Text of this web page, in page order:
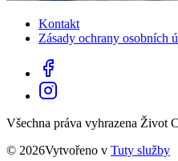
Kontakt
Zásady ochrany osobních
Všechna práva vyhrazena Život
© 2026Vytvořeno v Tuty služby